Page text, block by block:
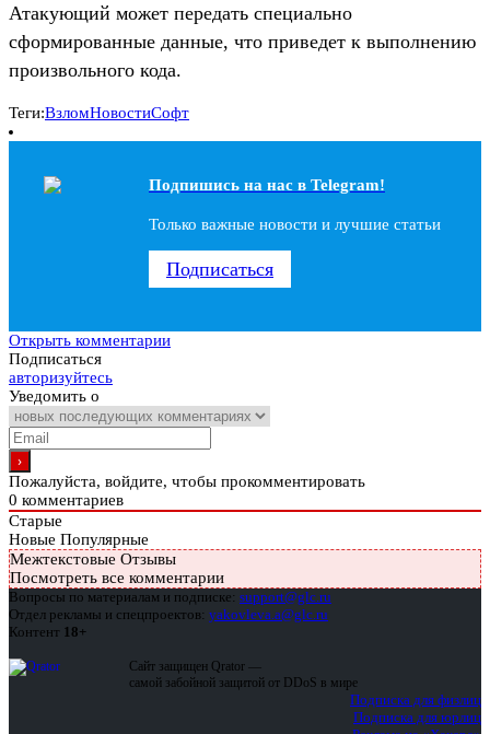
Атакующий может передать специально
сформированные данные, что приведет к выполнению
произвольного кода.
Теги:ВзломНовостиСофт
Подпишись на наc в Telegram!
Только важные новости и лучшие статьи
Подписаться
Открыть комментарии
Подписаться
авторизуйтесь
Уведомить о
Пожалуйста, войдите, чтобы прокомментировать
0 комментариев
Старые
Новые Популярные
Межтекстовые Отзывы
Посмотреть все комментарии
Вопросы по материалам и подписке: support@glc.ru
Отдел рекламы и спецпроектов: yakovleva.a@glc.ru
Контент 18+
Сайт защищен Qrator —
самой забойной защитой от DDoS в мире
Подписка для физлиц
Подписка для юрлиц